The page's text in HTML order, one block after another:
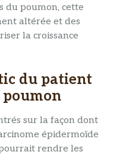
du poumon, cette
altérée et des
la croissance
du patient
poumon
sur la façon dont
épidermoïde
rendre les